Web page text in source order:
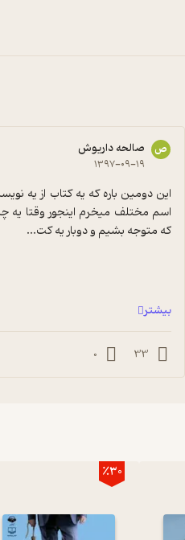
ص صالحه داریوش
۱۳۹۷-۰۹-۱۹
که متوجه بشیم و دوبار یه کت...
بیشتر
33
0
٪30